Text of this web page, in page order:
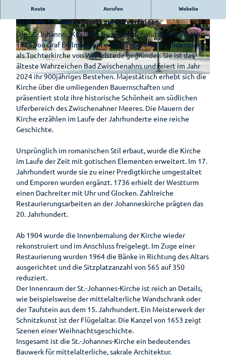
Pauschalen
Barrierefreier
Urlaub
Wohnmobilstellplatz
am Badepark
is(s)t
leckerGRÜN
Bad
Zwischenahner
Woche
Weinfest am
Meer
Sport-Events
Meer & Flair
Ticket-Shop
Ladestationen
Fahrradverleih
Zwischenahner
Smoortaal
Ammerländer
Löffeltrunk
So schmeckt
Bad
Zwischenahn
Gärten
Rhododendron
Schaugärten
Tages des
offenen
Gartens
Entdeckungsreise
Erlebnis-
Shop
Freizeitführer
Zwischenahner
Meer
Auf
dem
Einkaufen
Einkaufser
lebnis
Shoppingf
ührer
Parkplatz
he
Toiletten
Sehenswertes
Sehenswürdig
keiten
Mühlen
Gästeführungen
Gruppenangebote
Gesundheit
Auf
Blick
Gesundheitsführer
Moor
Kneipp
Fünf
Ihr
Aufenthalt
Prospektbestellung
Gästekarte
© Bad Zwischenahner Touristik GmbH |CC-BY-SA
© Bad Zwischenahner Touristik GmbH |
CC-BY-SA
© Bad Zwischenahner Touristik GmbH |
CC-BY-SA
Route Anrufen Website
Die Ursprünge der romanischen Kirche lassen sich bis zum
Ende des 12. Jahrhunderts zurückverfolgen.
Die St.-Johannes-Kirche in Bad Zwischenahn wurde im Jahr
1124 von Graf Egilmar, dem ersten Erbgrafen zu Oldenburg,
als Tochterkirche von Wiefelstede gegründet. Sie ist das
älteste Wahrzeichen Bad Zwischenahns und feiert im Jahr
2024 ihr 900jähriges Bestehen. Majestätisch erhebt sich die
Kirche über die umliegenden Bauernschaften und
präsentiert stolz ihre historische Schönheit am südlichen
Uferbereich des Zwischenahner Meeres. Die Mauern der
Kirche erzählen im Laufe der Jahrhunderte eine reiche
Geschichte.
Ursprünglich im romanischen Stil erbaut, wurde die Kirche
im Laufe der Zeit mit gotischen Elementen erweitert. Im 17.
Jahrhundert wurde sie zu einer Predigtkirche umgestaltet
und Emporen wurden ergänzt. 1736 erhielt der Westturm
einen Dachreiter mit Uhr und Glocken. Zahlreiche
Restaurierungsarbeiten an der Johanneskirche prägten das
20. Jahrhundert.
Ab 1904 wurde die Innenbemalung der Kirche wieder
rekonstruiert und im Anschluss freigelegt. Im Zuge einer
Restaurierung wurden 1964 die Bänke in Richtung des Altars
ausgerichtet und die Sitzplatzanzahl von 565 auf 350
reduziert.
Der Innenraum der St.-Johannes-Kirche ist reich an Details,
wie beispielsweise der mittelalterliche Wandschrank oder
der Taufstein aus dem 15. Jahrhundert. Ein Meisterwerk der
Schnitzkunst ist der Flügelaltar. Die Kanzel von 1653 zeigt
Szenen einer Weihnachtsgeschichte.
Insgesamt ist die St.-Johannes-Kirche ein bedeutendes
Bauwerk für mittelalterliche, sakrale Architektur.